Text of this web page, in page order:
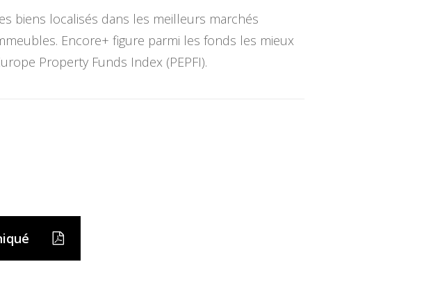
biens localisés dans les meilleurs marchés
Encore+ figure parmi les fonds les mieux
Property Funds Index (PEPFI).